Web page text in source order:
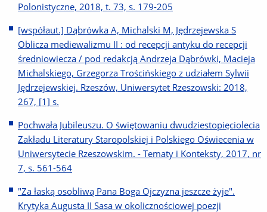
Polonistyczne, 2018, t. 73, s. 179-205
[współaut.] Dąbrówka A, Michalski M, Jędrzejewska S
Oblicza mediewalizmu II : od recepcji antyku do recepcji
średniowiecza / pod redakcją Andrzeja Dąbrówki, Macieja
Michalskiego, Grzegorza Trościńskiego z udziałem Sylwii
Jędrzejewskiej. Rzeszów, Uniwersytet Rzeszowski: 2018,
267, [1] s.
Pochwała Jubileuszu. O świętowaniu dwudziestopięciolecia
Zakładu Literatury Staropolskiej i Polskiego Oświecenia w
Uniwersytecie Rzeszowskim. - Tematy i Konteksty, 2017, nr
7, s. 561-564
"Za łaską osobliwą Pana Boga Ojczyzna jeszcze żyje".
Krytyka Augusta II Sasa w okolicznościowej poezji